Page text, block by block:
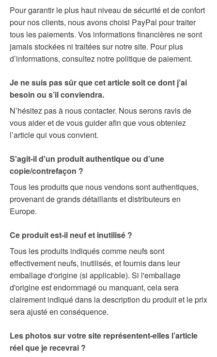
Pour garantir le plus haut niveau de sécurité et de confort
pour nos clients, nous avons choisi PayPal pour traiter
tous les paiements. Vos informations financières ne sont
jamais stockées ni traitées sur notre site. Pour plus
d’informations, consultez notre politique de paiement.
Je ne suis pas sûr que cet article soit ce dont j’ai
besoin ou s’il conviendra.
N’hésitez pas à nous contacter. Nous serons ravis de
vous aider et de vous guider afin que vous obteniez
l’article qui vous convient.
S'agit-il d'un produit authentique ou d’une
copie/contrefaçon ?
Tous les produits que nous vendons sont authentiques,
provenant de grands détaillants et distributeurs en
Europe.
Ce produit est-il neuf et inutilisé ?
Tous les produits indiqués comme neufs sont
effectivement neufs, inutilisés, et fournis dans leur
emballage d'origine (si applicable). Si l'emballage
d'origine est endommagé ou manquant, cela sera
clairement indiqué dans la description du produit et le prix
sera ajusté en conséquence.
Les photos sur votre site représentent-elles l’article
réel que je recevrai ?